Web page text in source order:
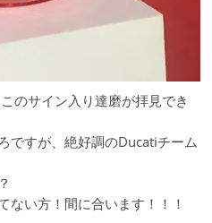
のサイン入り達磨が拝見でき
ですが、絶好調のDucatiチーム
ない方！間に合います！！！